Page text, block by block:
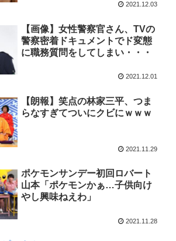
2021.12.03
【画像】女性警察官さん、TVの
警察密着ドキュメントでド変態
に職務質問をしてしまい・・・
2021.12.01
【朗報】笑点の林家三平、つま
らなすぎてついにクビにｗｗｗ
2021.11.29
ポケモンサンデー初回ロバート
山本「ポケモンかぁ…子供向け
やし興味ねえわ」
2021.11.28